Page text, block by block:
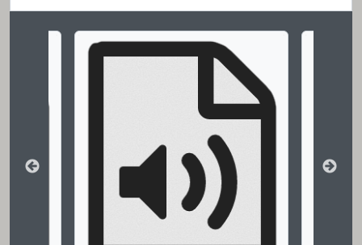
Changer la présente diapositive de ce carrousel